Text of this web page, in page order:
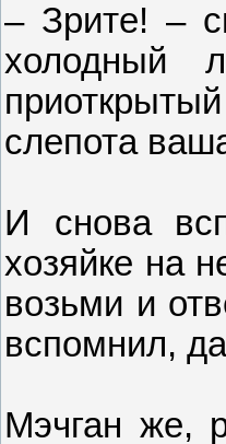
– Зрите! –
холодный
слепота
И снова
хозяйке на
возьми и
вспомнил,
Мэчган же,